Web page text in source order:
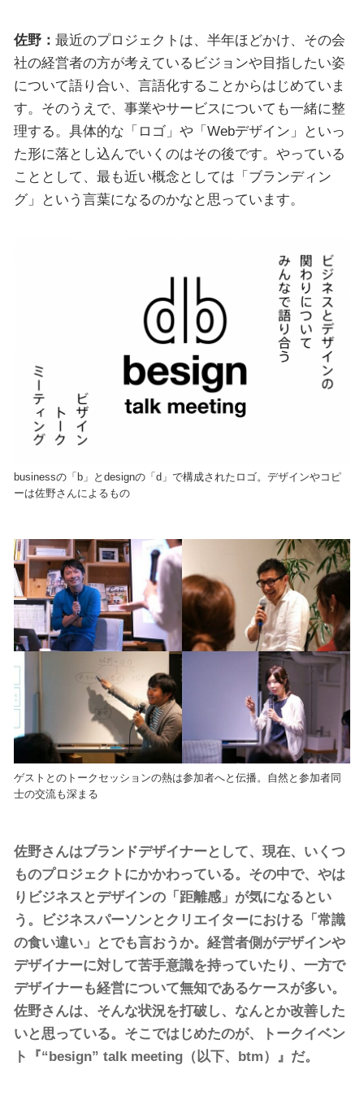
佐野： 最近のプロジェクトは、半年ほどかけ、その会
社の経営者の方が考えているビジョンや目指したい姿
について語り合い、言語化することからはじめていま
す。そのうえで、事業やサービスについても一緒に整
理する。具体的な「ロゴ」や「Webデザイン」といっ
た形に落とし込んでいくのはその後です。やっている
こととして、最も近い概念としては「ブランディン
グ」という言葉になるのかなと思っています。
businessの「b」とdesignの「d」で構成されたロゴ。デザインやコピ
ーは佐野さんによるもの
ゲストとのトークセッションの熱は参加者へと伝播。自然と参加者同
士の交流も深まる
佐野さんはブランドデザイナーとして、現在、いくつ
ものプロジェクトにかかわっている。その中で、やは
りビジネスとデザインの「距離感」が気になるとい
う。ビジネスパーソンとクリエイターにおける「常識
の食い違い」とでも言おうか。経営者側がデザインや
デザイナーに対して苦手意識を持っていたり、一方で
デザイナーも経営について無知であるケースが多い。
佐野さんは、そんな状況を打破し、なんとか改善した
いと思っている。そこではじめたのが、トークイベン
ト『“besign” talk meeting（以下、btm）』だ。